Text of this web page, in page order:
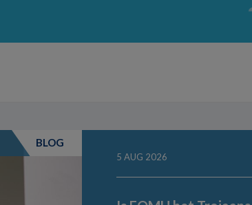
BLOG
5 AUG 2026